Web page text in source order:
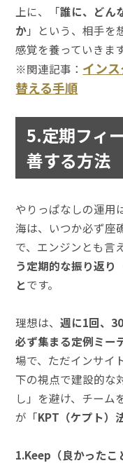
上に、「誰に、どん
か」という、相手を
感覚を養っていきます
※関連記事： イン
替える手順
5.定期フィ
善する方法
やりっぱなしの運用
海は、いつか必ず座
で、エンジンとも言
う定期的な振り返り
とです。
理想は、週に1回、
必ず集まる定例ミー
場で、ただインサイ
下の視点で建設的な
し」を避け、チーム
が「KPT（ケプト）
1.Keep（良かったこ